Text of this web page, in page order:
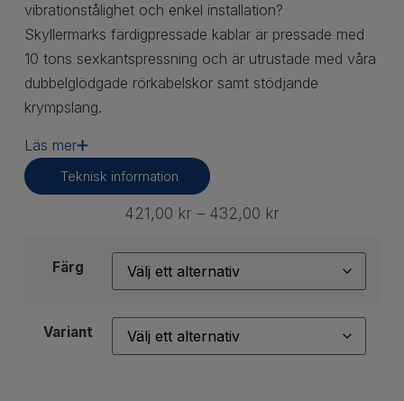
vibrationstålighet och enkel installation?
Skyllermarks färdigpressade kablar är pressade med
10 tons sexkantspressning och är utrustade med våra
dubbelglödgade rörkabelskor samt stödjande
krympslang.
Läs mer
Teknisk information
421,00 kr – 432,00 kr
Färg
Variant